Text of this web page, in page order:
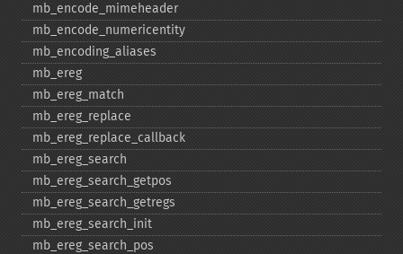
mb_​encode_​mimeheader
mb_​encode_​numericentity
mb_​encoding_​aliases
mb_​ereg
mb_​ereg_​match
mb_​ereg_​replace
mb_​ereg_​replace_​callback
mb_​ereg_​search
mb_​ereg_​search_​getpos
mb_​ereg_​search_​getregs
mb_​ereg_​search_​init
mb_​ereg_​search_​pos